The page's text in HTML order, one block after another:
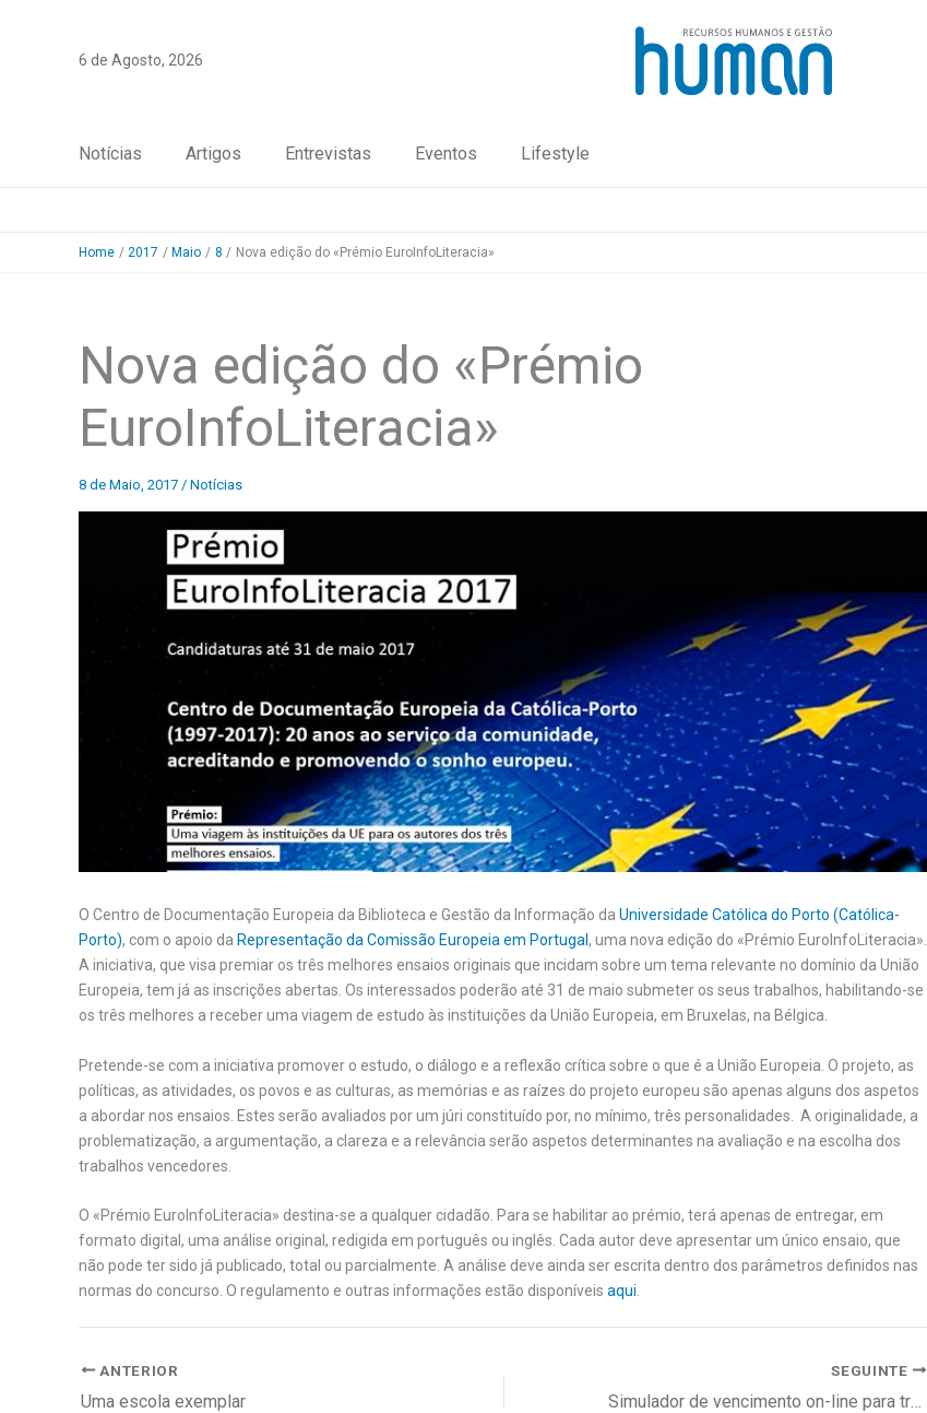
6 de Agosto, 2026
Notícias Artigos Entrevistas Eventos Lifestyle
Home 2017 Maio 8 Nova edição do «Prémio EuroInfoLiteracia»
Nova edição do «Prémio
EuroInfoLiteracia»
8 de Maio, 2017 / Notícias
O Centro de Documentação Europeia da Biblioteca e Gestão da Informação da Universidade Católica do Porto (Católica-
Porto), com o apoio da Representação da Comissão Europeia em Portugal, uma nova edição do «Prémio EuroInfoLiteracia».
A iniciativa, que visa premiar os três melhores ensaios originais que incidam sobre um tema relevante no domínio da União
Europeia, tem já as inscrições abertas. Os interessados poderão até 31 de maio submeter os seus trabalhos, habilitando-se
os três melhores a receber uma viagem de estudo às instituições da União Europeia, em Bruxelas, na Bélgica.
Pretende-se com a iniciativa promover o estudo, o diálogo e a reflexão crítica sobre o que é a União Europeia. O projeto, as
políticas, as atividades, os povos e as culturas, as memórias e as raízes do projeto europeu são apenas alguns dos aspetos
a abordar nos ensaios. Estes serão avaliados por um júri constituído por, no mínimo, três personalidades. A originalidade, a
problematização, a argumentação, a clareza e a relevância serão aspetos determinantes na avaliação e na escolha dos
trabalhos vencedores.
O «Prémio EuroInfoLiteracia» destina-se a qualquer cidadão. Para se habilitar ao prémio, terá apenas de entregar, em
formato digital, uma análise original, redigida em português ou inglês. Cada autor deve apresentar um único ensaio, que
não pode ter sido já publicado, total ou parcialmente. A análise deve ainda ser escrita dentro dos parâmetros definidos nas
normas do concurso. O regulamento e outras informações estão disponíveis aqui
ANTERIOR
Uma escola exemplar
SEGUINTE